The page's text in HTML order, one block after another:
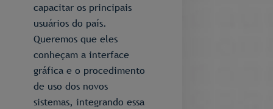
capacitar os principais
usuários do país.
Queremos que eles
conheçam a interface
gráfica e o procedimento
de uso dos novos
sistemas, integrando essa